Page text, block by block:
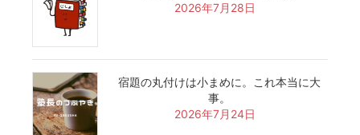
2026年7月28日
宿題の丸付けは小まめに。これ本当に大
事。
2026年7月24日